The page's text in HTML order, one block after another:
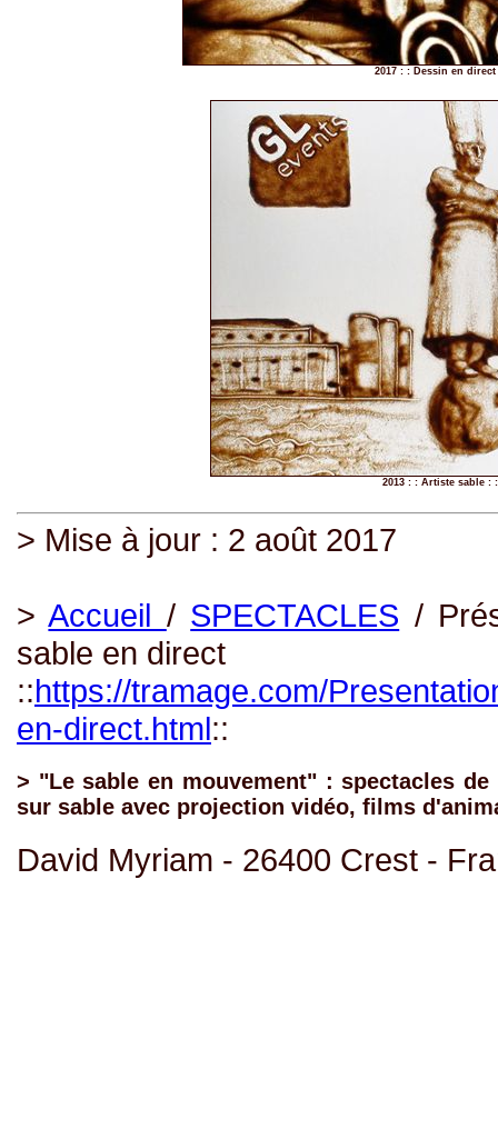
2017 : : Dessin en
2013 : : Artiste sable :
> Mise à jour : 2 août 2017
>Accueil / SPECTACLES /
sable en direct
::https://tramage.com/
en-direct.html::
> "Le sable en mouvement" : spectacles
sur sable avec projection vidéo, films
David Myriam - 26400 Crest -